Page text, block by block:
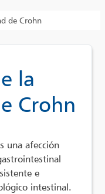
de Crohn
la
Crohn
una afección
e
intestinal.